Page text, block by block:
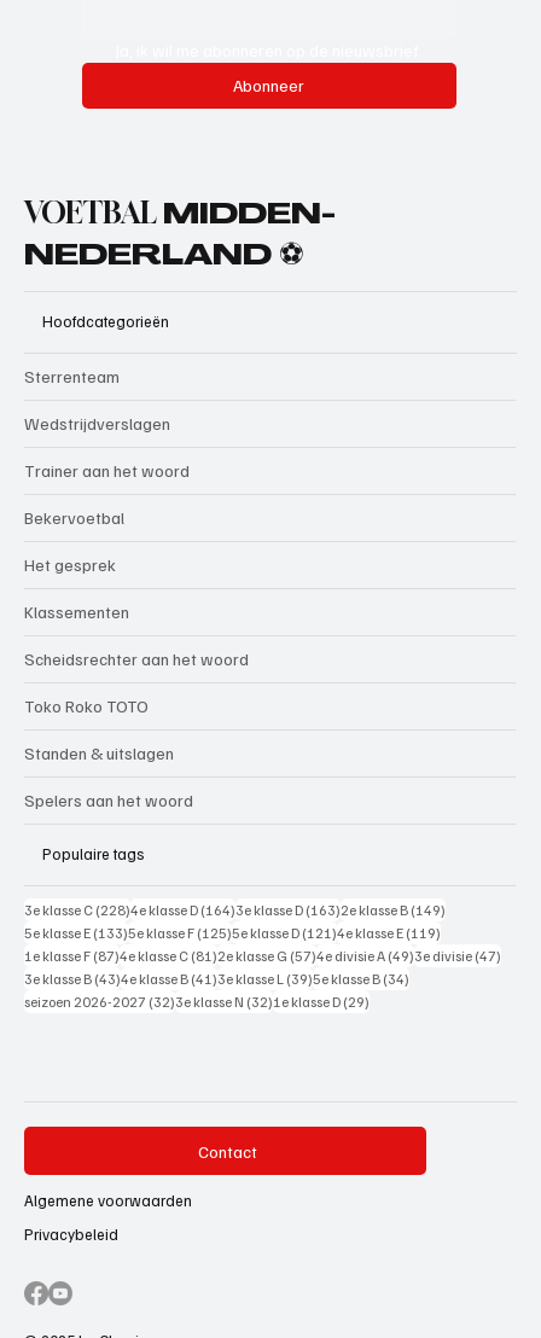
Abonneer
VOETBAL MIDDEN-
NEDERLAND ⚽
Hoofdcategorieën
Sterrenteam
Wedstrijdverslagen
Trainer aan het woord
Bekervoetbal
Het gesprek
Klassementen
Scheidsrechter aan het woord
Toko Roko TOTO
Standen & uitslagen
Spelers aan het woord
Populaire tags
3e klasse C (228)228 posts
4e klasse D (164)164 posts
3e klasse D (163)163 posts
2e klasse B (149)
5e klasse E (133)133 posts
5e klasse F (125)125 posts
5e klasse D (121)121 posts
4e klasse E (119)
1e klasse F (87)87 posts
4e klasse C (81)81 posts
2e klasse G (57)57 posts
4e divisie A (49)49 posts
3e divisie (47)
3e klasse B (43)43 posts
4e klasse B (41)41 posts
3e klasse L (39)39 posts
5e klasse B (34)
seizoen 2026-2027 (32)32 posts
3e klasse N (32)32 posts
1e klasse D (29)
Contact
Algemene voorwaarden
Privacybeleid